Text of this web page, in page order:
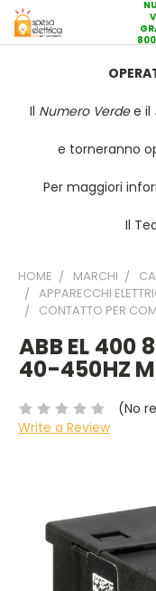
Il Numero Verdee il
e torneranno
Per maggiori
Il
HOME MARCHI
APPARECCHI
CONTATTO PER
ABB EL 400
40-450HZ
(No
Write a Review